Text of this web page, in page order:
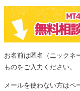
お名前は匿名（ニックネ
ものをご入力ください。
メールを使わない方はペ